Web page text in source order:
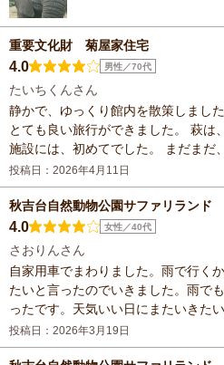
重要文化財 菊屋家住宅
4.0 男性／70代
たいちくんさん
静かで、ゆっくり館内を散策しまし
とても良い旅行ができました。 萩は
施設には、初めてでした。 まだまだ
投稿日：2026年4月11日
秋吉台自然動物公園サファリランド
4.0 女性／40代
さおりんさん
自家用車でまわりました。雨で行く
たいと言ったのでいきました。雨で
ったです。天気いい日にまたいきた
投稿日：2026年3月19日